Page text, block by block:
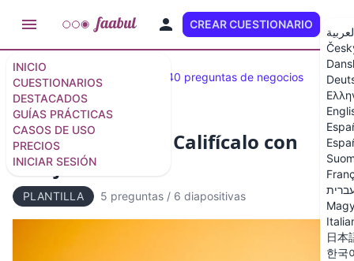
INICIO
CUESTIONARIOS
DESTACADOS
GUÍAS PRÁCTICAS
CASOS DE USO
PRECIOS
INICIAR SESIÓN
CREAR CUESTIONARIO
日本
한국
Cuestionarios destacados 40 preguntas de negocios
Plantilla de quiz: Califícalo con
emojis
PLANTILLA 5 preguntas / 6 diapositivas